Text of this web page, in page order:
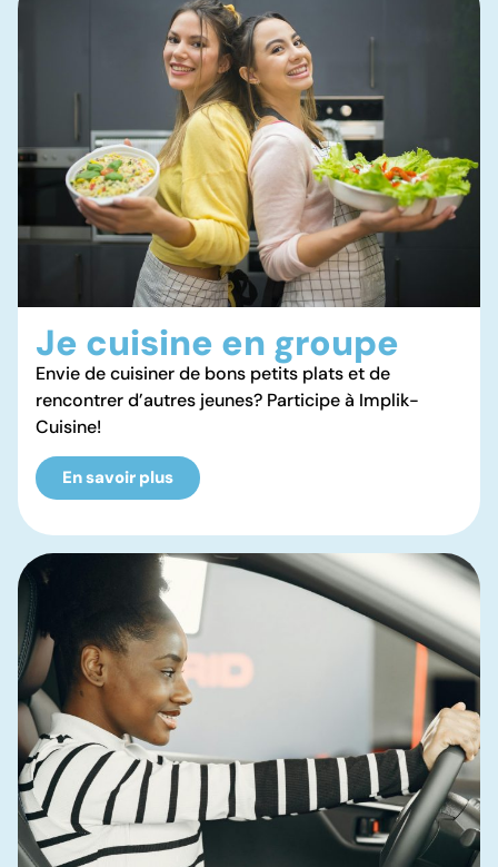
Je cuisine en groupe
Envie de cuisiner de bons petits plats et de
rencontrer d’autres jeunes? Participe à Implik-
Cuisine!
En savoir plus